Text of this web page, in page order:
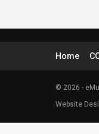
Home
© 2026 -
Website